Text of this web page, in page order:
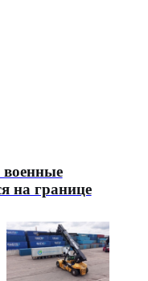
на границе